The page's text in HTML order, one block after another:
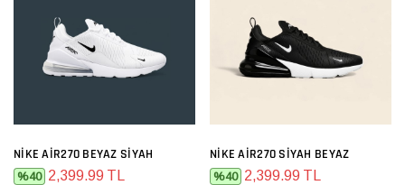
NIKE AIR270 BEYAZ SIYAH
%40 2,399.99 TL
NIKE AIR270 SIYAH BEYAZ
%40 2,399.99 TL